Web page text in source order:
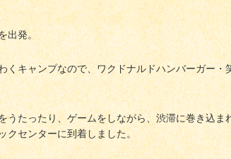
出発。
くキャンプなので、ワクドナルドハンバーガー・
うたったり、ゲームをしながら、渋滞に巻き込ま
クセンターに到着しました。